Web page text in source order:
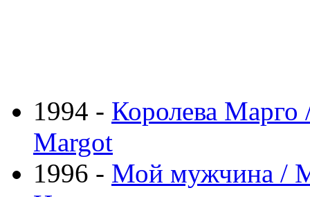
1994 - Королева Марго
Margot
1996 - Мой мужчина /